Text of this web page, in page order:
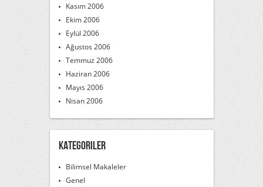
Kasım 2006
Ekim 2006
Eylül 2006
Ağustos 2006
Temmuz 2006
Haziran 2006
Mayıs 2006
Nisan 2006
Kategoriler
Bilimsel Makaleler
Genel